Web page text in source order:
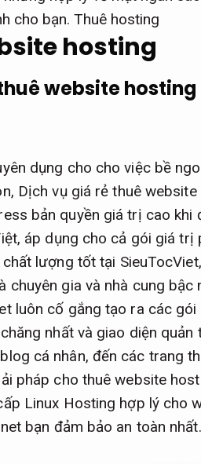
cho bạn. Thuê hosting
hosting
website hosting
dụng cho cho việc bề
Dịch vụ giá rẻ thuê
bản quyền giá trị cao
áp dụng cho cả gói giá trị
lượng tốt tại
chuyên gia và nhà cung
luôn cố gắng tạo ra các
nhất và giao diện
cá nhân, đến các trang
pháp cho thuê website
Linux Hosting hợp lý cho
bạn đảm bảo an toàn nhất.